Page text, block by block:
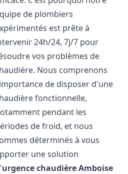
de plombiers
est prête à
24h/24, 7j/7 pour
vos problèmes de
Nous comprenons
de disposer d'une
fonctionnelle,
pendant les
de froid, et nous
déterminés à vous
une solution
urgence chaudièreAmboise